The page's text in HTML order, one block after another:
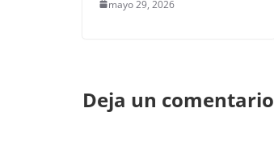
mayo 29, 2026
Deja un comentario